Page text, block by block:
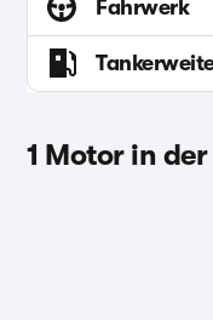
Fahrwerk
1 Motor in